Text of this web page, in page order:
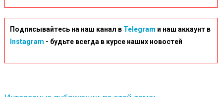
Подписывайтесь на наш канал в Telegram и наш аккаунт в
Instagram - будьте всегда в курсе наших новостей